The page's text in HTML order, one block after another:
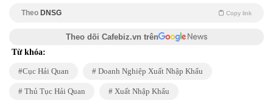
Theo DNSG Copy link
Theo dõi Cafebiz.vn trên
Từ khóa:
Cục Hải Quan Doanh Nghiệp Xuất Nhập Khẩu
Thủ Tục Hải Quan Xuất Nhập Khẩu